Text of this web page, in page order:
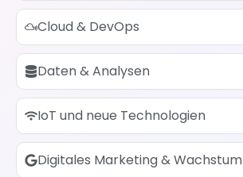
Cloud & DevOps
Daten & Analysen
IoT und neue Technologien
Digitales Marketing & Wachstum